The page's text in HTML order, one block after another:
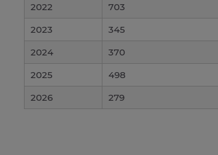
2022
703
2023
345
2024
370
2025
498
2026
279